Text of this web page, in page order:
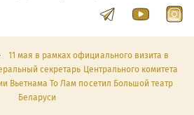
11 мая в рамках официального визита в
секретарь Центрального комитета
Вьетнама То Лам посетил Большой театр
Беларуси